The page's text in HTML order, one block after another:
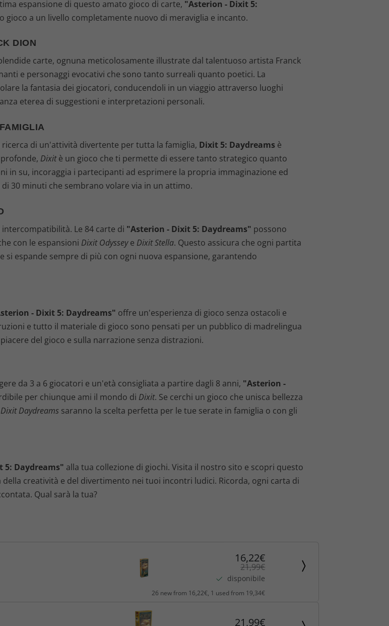
€
espansione di questo amato gioco di carte, "Asterion - Dixit 5:
a un livello completamente nuovo di meraviglia e incanto.
DION
carte, ognuna meticolosamente illustrate dal talentuoso artista Franck
e personaggi evocativi che sono tanto surreali quanto poetici. La
la fantasia dei giocatori, conducendoli in un viaggio attraverso luoghi
eterea di suggestioni e interpretazioni personali.
di un'attività divertente per tutta la famiglia, Dixit 5: Daydreamsè
Dixitè un gioco che ti permette di essere tanto strategico quanto
in su, incoraggia i partecipanti ad esprimere la propria immaginazione ed
30 minuti che sembrano volare via in un attimo.
Le 84 carte di "Asterion - Dixit 5: Daydreams" possono
con le espansioni Dixit Odysseye Dixit Stella. Questo assicura che ogni partita
espande sempre di più con ogni nuova espansione, garantendo
- Dixit 5: Daydreams" offre un'esperienza di gioco senza ostacoli e
e tutto il materiale di gioco sono pensati per un pubblico di madrelingua
del gioco e sulla narrazione senza distrazioni.
da 3 a 6 giocatori e un'età consigliata a partire dagli 8 anni, "Asterion -
per chiunque ami il mondo di Dixit. Se cerchi un gioco che unisca bellezza
Dixit Daydreams saranno la scelta perfetta per le tue serate in famiglia o con gli
5: Daydreams" alla tua collezione di giochi. Visita il nostro sito e scopri questo
creatività e del divertimento nei tuoi incontri ludici. Ricorda, ogni carta di
Qual sarà la tua?
16,22€
21,99€
disponibile
26 new from 16,22€, 1 used from 19,34€
21,99€